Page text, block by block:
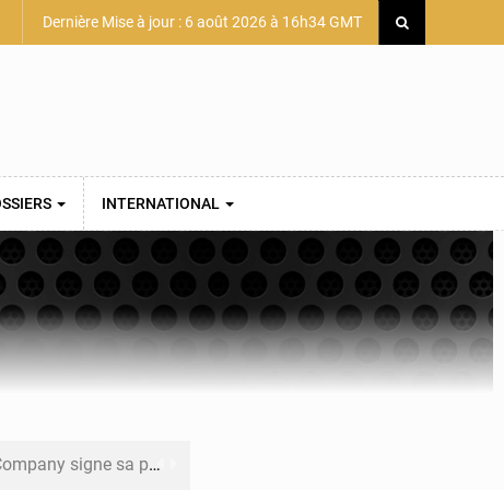
Dernière Mise à jour : 6 août 2026 à 16h34 GMT
INTERNATIONAL
convention minière